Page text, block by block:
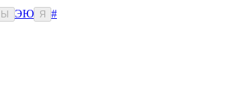
Ы ЭЮ Я
#